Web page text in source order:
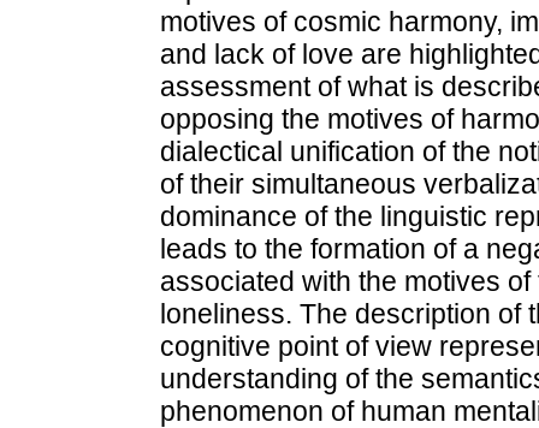
motives of cosmic harmony,
and lack of love are
assessment of what is
opposing the motives of
dialectical unification of the
of their simultaneous
dominance of the linguistic
leads to the formation of a
associated with the motives
loneliness. The description of
cognitive point of view
understanding of the
phenomenon of human